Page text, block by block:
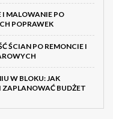
I MALOWANIE PO
POPRAWEK
ŚCIAN PO REMONCIE I
W BLOKU: JAK
ZAPLANOWAĆ BUDŻET